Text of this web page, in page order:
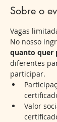
Sobre o
Vagas
No nosso
quanto quer
diferentes
participar.
Valor